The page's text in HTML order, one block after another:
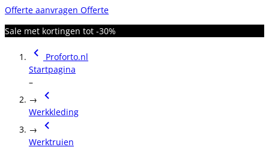
Offerte aanvragen Offerte
Sale met kortingen tot -30%
Proforto.nl
Startpagina
–
→
Werkkleding
→
Werktruien